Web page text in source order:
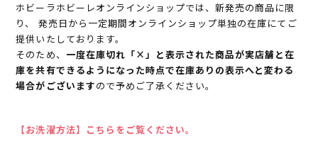
ホビーラホビーレオンラインショップでは、新発売の商品に限
り、 発売日から一定期間オンラインショップ単独の在庫にてご
提供いたしております。
そのため、 一度在庫切れ「×」と表示された商品が実店舗と在
庫を共有できるようになった時点で在庫ありの表示へと変わる
場合がございますので予めご了承ください。
【お洗濯方法】こちらをご覧ください。